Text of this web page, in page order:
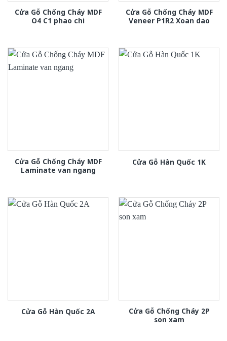
Cửa Gỗ Chống Cháy MDF
O4 C1 phao chi
Cửa Gỗ Chống Cháy MDF
Veneer P1R2 Xoan dao
Cửa Gỗ Chống Cháy MDF
Laminate van ngang
Cửa Gỗ Hàn Quốc 1K
Cửa Gỗ Hàn Quốc 2A
Cửa Gỗ Chống Cháy 2P
son xam